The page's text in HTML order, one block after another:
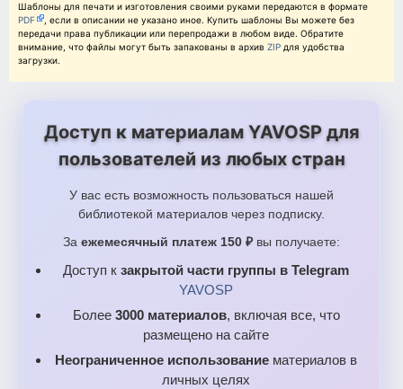
Шаблоны для печати и изготовления своими руками передаются в формате
PDF
, если в описании не указано иное. Купить шаблоны Вы можете без
передачи права публикации или перепродажи в любом виде. Обратите
внимание, что файлы могут быть запакованы в архив ZIP для удобства
загрузки.
Доступ к материалам YAVOSP для
пользователей из любых стран
У вас есть возможность пользоваться нашей
библиотекой материалов через подписку.
За ежемесячный платеж 150 ₽ вы получаете:
Доступ к закрытой части группы в Telegram
YAVOSP
Более 3000 материалов, включая все, что
размещено на сайте
Неограниченное использование материалов в
личных целях